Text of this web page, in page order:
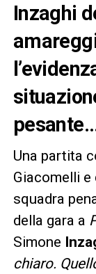
Inzaghi
Una partita
Giacomelli e
squadra
della gara a
Simone
chiaro.